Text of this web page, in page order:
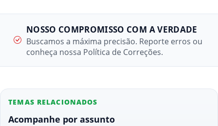
NOSSO COMPROMISSO COM A VERDADE
Buscamos a máxima precisão. Reporte erros ou
conheça nossa Política de Correções.
TEMAS RELACIONADOS
Acompanhe por assunto